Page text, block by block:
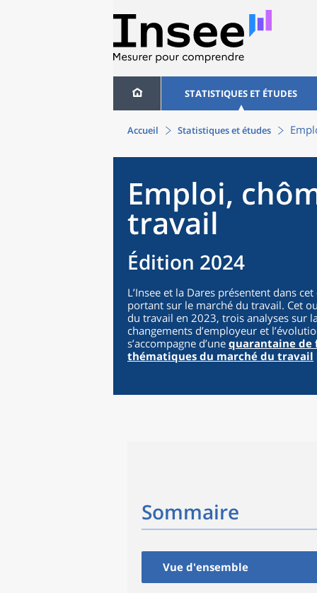
STATISTIQUES ET ÉTUDES
Accueil Statistiques et études
Emploi,
travail
Édition 2024
L’Insee et la Dares présentent dans
portant sur le marché du travail. Cet
du travail en 2023, trois analyses sur
changements d’employeur et
s’accompagne d’une quarantaine de
thématiques du marché du travail
Sommaire
Vue d'ensemble